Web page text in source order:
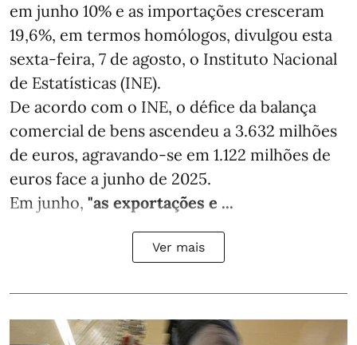
em junho 10% e as importações cresceram
19,6%, em termos homólogos, divulgou esta
sexta-feira, 7 de agosto, o Instituto Nacional
de Estatísticas (INE).
De acordo com o INE, o défice da balança
comercial de bens ascendeu a 3.632 milhões
de euros, agravando-se em 1.122 milhões de
euros face a junho de 2025.
Em junho, "as exportações e ...
Ver mais